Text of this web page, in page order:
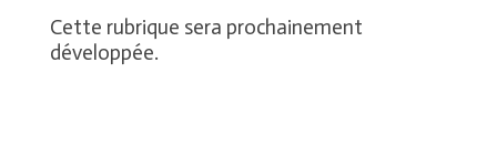
Cette rubrique sera prochainement
développée.